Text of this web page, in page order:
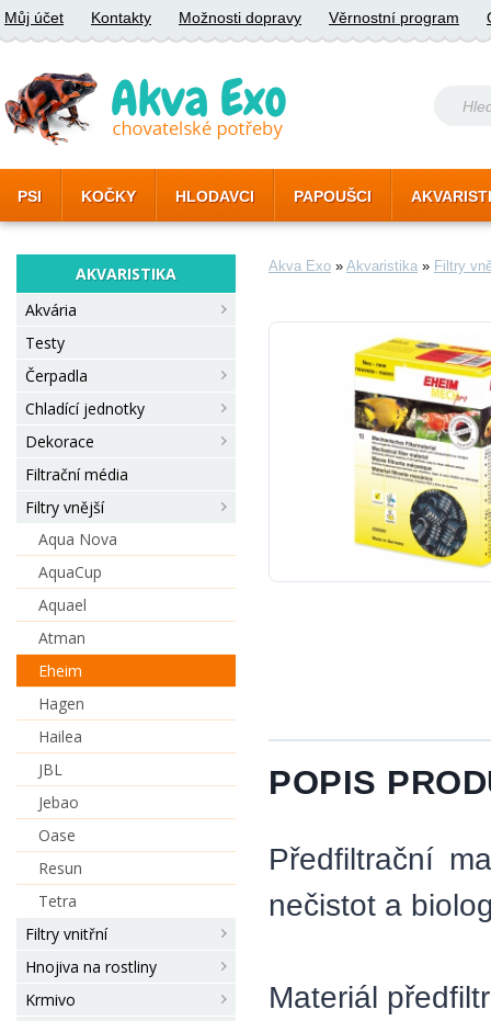
Můj účet Kontakty Možnosti dopravy Věrnostní program
PSI KOČKY HLODAVCI PAPOUŠCI
AKVARISTIKA
Akvária
Testy
Čerpadla
Chladící jednotky
Dekorace
Filtrační média
Filtry vnější
Aqua Nova
AquaCup
Aquael
Atman
Eheim
Hagen
Hailea
JBL
Jebao
Oase
Resun
Tetra
Filtry vnitřní
Hnojiva na rostliny
Krmivo
Akva Exo » Akvaristika » Filtry
POPIS
Předfiltrační
nečistot a
Materiál